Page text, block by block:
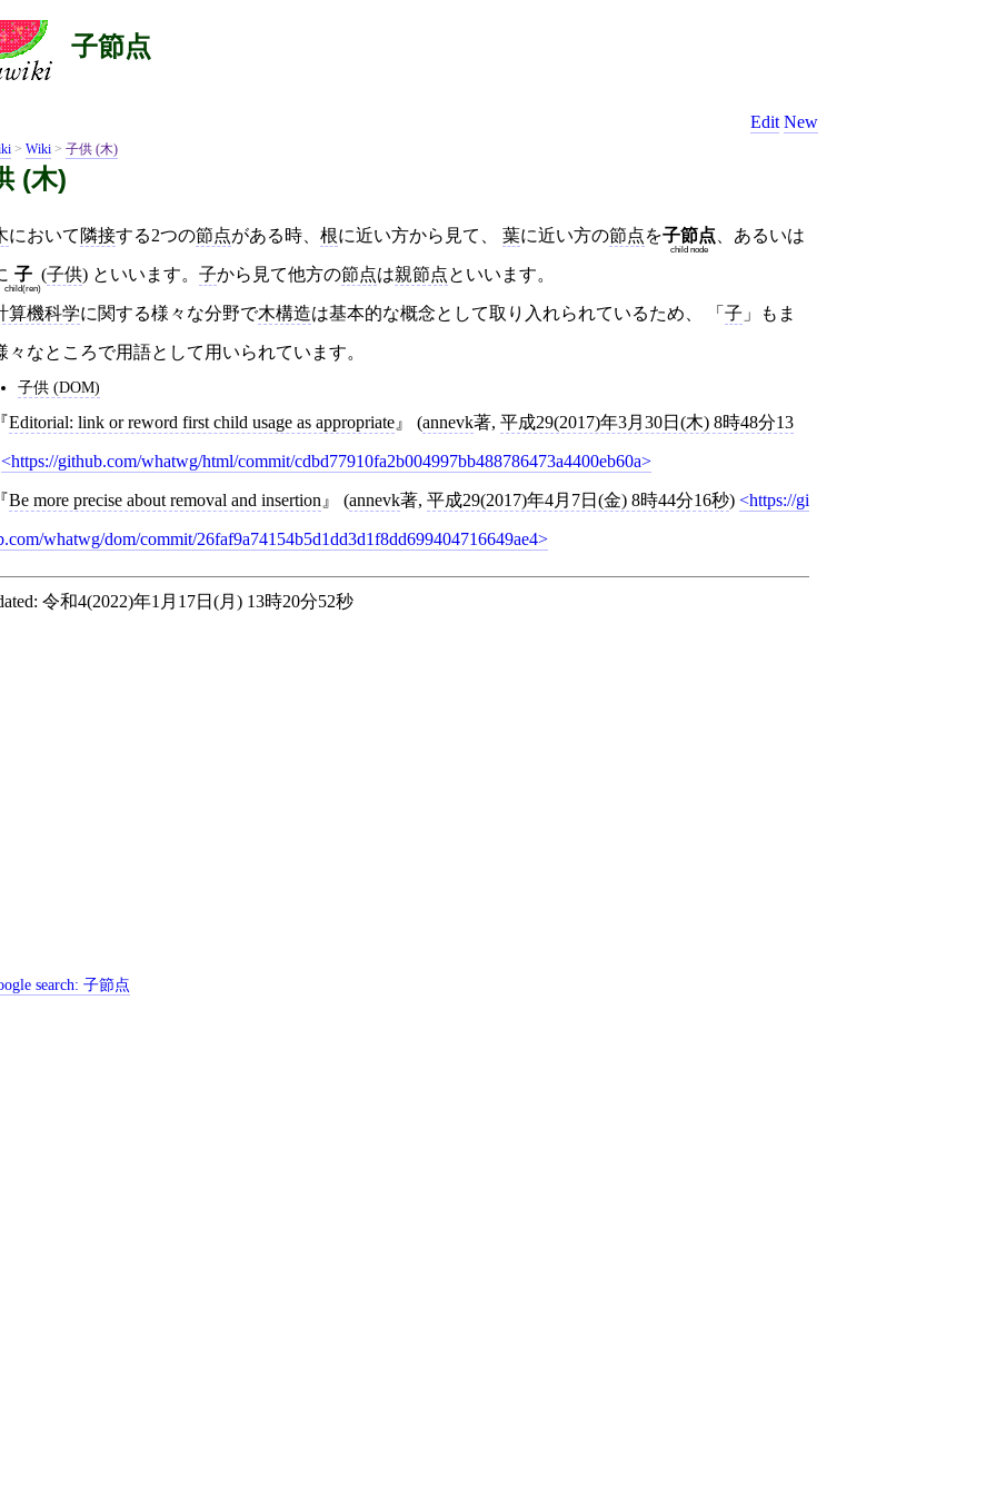
子節点
Edit New
> Wiki > 子供 (木)
(木)
において 隣接する2つの節点がある時、 根に近い方から見て、 葉に近い方の節点を子節点
child node
、あるいは
子
child(ren)
(子供) といいます。 子から見て他方の節点は親節点といいます。
算機科学に関する様々な分野で木構造は基本的な概念として取り入れられているため、 「 子 」もま
々なところで用語として用いられています。
子供 (DOM)
Editorial: link or reword first child usage as appropriate (annevk著, 平成29(2017)年3月30日(木) 8時48分13
https://github.com/whatwg/html/commit/cdbd77910fa2b004997bb488786473a4400eb60a
Be more precise about removal and insertion (annevk著, 平成29(2017)年4月7日(金) 8時44分16秒) https://gi
whatwg/dom/commit/26faf9a74154b5d1dd3d1f8dd699404716649ae4
令和4(2022)年1月17日(月) 13時20分52秒
search:子節点